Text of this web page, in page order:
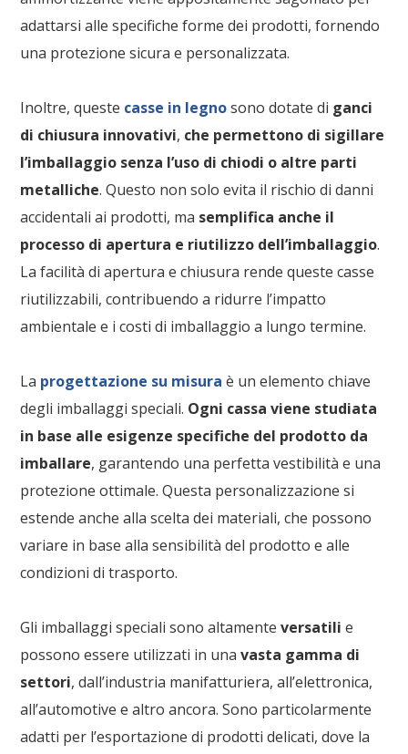
adattarsi alle specifiche forme dei prodotti, fornendo
una protezione sicura e personalizzata.
Inoltre, queste casse in legnosono dotate di ganci
di chiusura innovativi, che permettono di sigillare
l’imballaggio senza l’uso di chiodi o altre parti
metalliche. Questo non solo evita il rischio di danni
accidentali ai prodotti, ma semplifica anche il
processo di apertura e riutilizzo dell’imballaggio.
La facilità di apertura e chiusura rende queste casse
riutilizzabili, contribuendo a ridurre l’impatto
ambientale e i costi di imballaggio a lungo termine.
La progettazione su misura è un elemento chiave
degli imballaggi speciali. Ogni cassa viene studiata
in base alle esigenze specifiche del prodotto da
imballare, garantendo una perfetta vestibilità e una
protezione ottimale. Questa personalizzazione si
estende anche alla scelta dei materiali, che possono
variare in base alla sensibilità del prodotto e alle
condizioni di trasporto.
Gli imballaggi speciali sono altamente versatili e
possono essere utilizzati in unavasta gamma di
settori, dall’industria manifatturiera, all’elettronica,
all’automotive e altro ancora. Sono particolarmente
adatti per l’esportazione di prodotti delicati, dove la